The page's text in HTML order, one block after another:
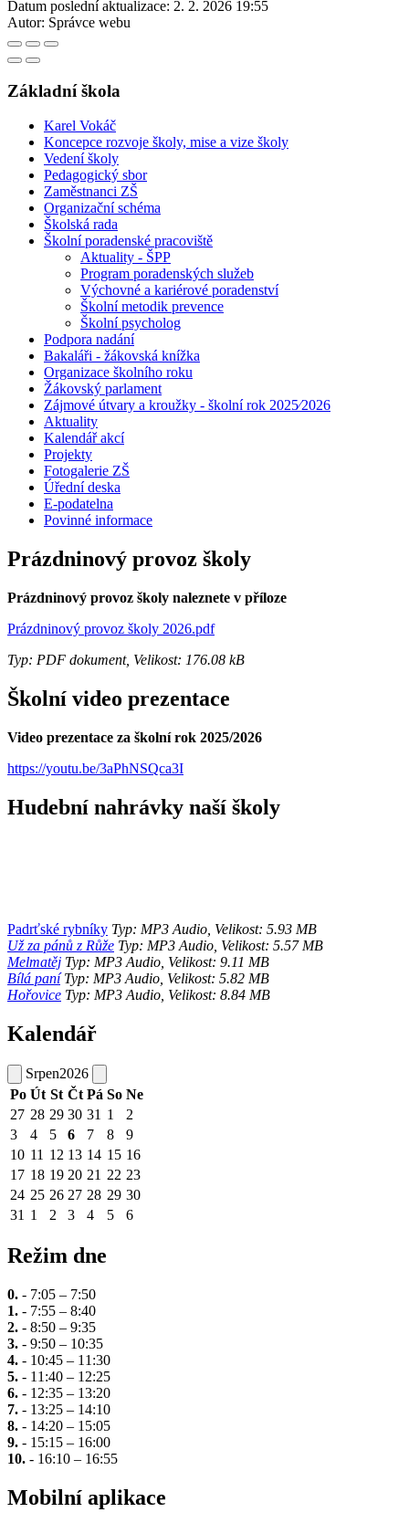
Datum poslední aktualizace: 2. 2. 2026 19:55
Autor: Správce webu
Základní škola
Karel Vokáč
Koncepce rozvoje školy, mise a vize školy
Vedení školy
Pedagogický sbor
Zaměstnanci ZŠ
Organizační schéma
Školská rada
Školní poradenské pracoviště
Aktuality - ŠPP
Program poradenských služeb
Výchovné a kariérové poradenství
Školní metodik prevence
Školní psycholog
Podpora nadání
Bakaláři - žákovská knížka
Organizace školního roku
Žákovský parlament
Zájmové útvary a kroužky - školní rok 2025⁄2026
Aktuality
Kalendář akcí
Projekty
Fotogalerie ZŠ
Úřední deska
E-podatelna
Povinné informace
Prázdninový provoz školy
Prázdninový provoz školy naleznete v příloze
Prázdninový provoz školy 2026.pdf
Typ: PDF dokument, Velikost: 176.08 kB
Školní video prezentace
Video prezentace za školní rok 2025/2026
https://youtu.be/3aPhNSQca3I
Hudební nahrávky naší školy
Padrťské rybníky Typ: MP3 Audio, Velikost: 5.93 MB
Už za pánů z Růže Typ: MP3 Audio, Velikost: 5.57 MB
Melmatěj Typ: MP3 Audio, Velikost: 9.11 MB
Bílá paníTyp: MP3 Audio, Velikost: 5.82 MB
Hořovice Typ: MP3 Audio, Velikost: 8.84 MB
Kalendář
Srpen2026
Po Út St Čt Pá So Ne
27 28 29 30 31 1
2
3
4 5 6 7 8
9
10 11 12 13 14 15 16
17 18 19 20 21 22 23
24 25 26 27 28 29 30
31 1 2 3 4 5 6
Režim dne
0. - 7:05 – 7:50
1. - 7:55 – 8:40
2. - 8:50 – 9:35
3. - 9:50 – 10:35
4. - 10:45 – 11:30
5. - 11:40 – 12:25
6. - 12:35 – 13:20
7. - 13:25 – 14:10
8. - 14:20 – 15:05
9. - 15:15 – 16:00
10. - 16:10 – 16:55
Mobilní aplikace